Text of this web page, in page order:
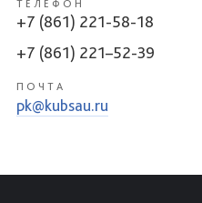
ТЕЛЕФОН
+7 (861) 221-58-18
+7 (861) 221–52-39
ПОЧТА
pk@kubsau.ru